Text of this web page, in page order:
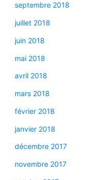
septembre 2018
juillet 2018
juin 2018
mai 2018
avril 2018
mars 2018
février 2018
janvier 2018
décembre 2017
novembre 2017